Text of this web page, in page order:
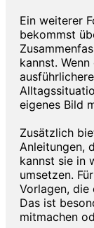
Ein weiterer
bekommst
kannst.
eigenes Bild
Zusätzlich
Anleitungen,
kannst sie in
umsetzen.
Vorlagen, die
Das ist
mitmachen